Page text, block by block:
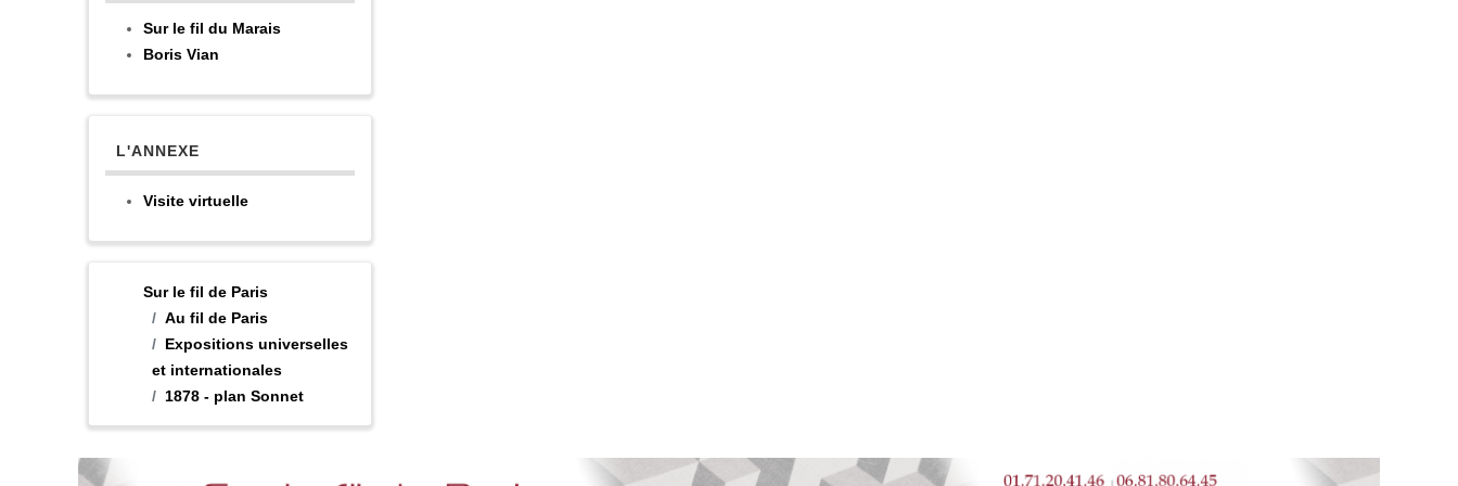
Sur le fil du Marais
Boris Vian
L'ANNEXE
Visite virtuelle
Sur le fil de Paris
Au fil de Paris
Expositions universelles
et internationales
1878 - plan Sonnet